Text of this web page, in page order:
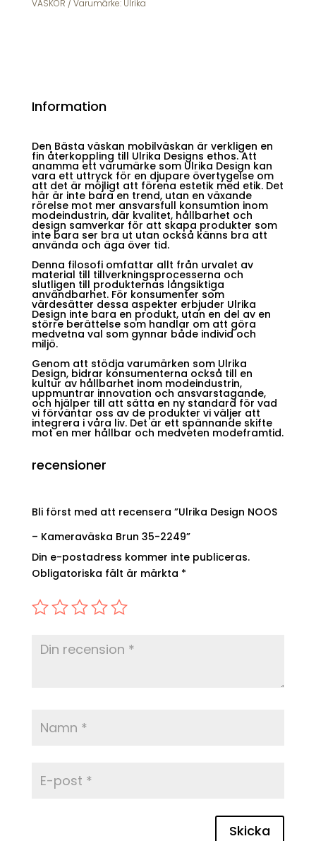
VÄSKOR Varumärke: Ulrika
Information
Den Bästa väskan mobilväskan är verkligen en
fin återkoppling till Ulrika Designs ethos. Att
anamma ett varumärke som Ulrika Design kan
vara ett uttryck för en djupare övertygelse om
att det är möjligt att förena estetik med etik. Det
här är inte bara en trend, utan en växande
rörelse mot mer ansvarsfull konsumtion inom
modeindustrin, där kvalitet, hållbarhet och
design samverkar för att skapa produkter som
inte bara ser bra ut utan också känns bra att
använda och äga över tid.
Denna filosofi omfattar allt från urvalet av
material till tillverkningsprocesserna och
slutligen till produkternas långsiktiga
användbarhet. För konsumenter som
värdesätter dessa aspekter erbjuder Ulrika
Design inte bara en produkt, utan en del av en
större berättelse som handlar om att göra
medvetna val som gynnar både individ och
miljö.
Genom att stödja varumärken som Ulrika
Design, bidrar konsumenterna också till en
kultur av hållbarhet inom modeindustrin,
uppmuntrar innovation och ansvarstagande,
och hjälper till att sätta en ny standard för vad
vi förväntar oss av de produkter vi väljer att
integrera i våra liv. Det är ett spännande skifte
mot en mer hållbar och medveten modeframtid.
recensioner
Bli först med att recensera ”Ulrika Design NOOS
– Kameraväska Brun 35-2249”
Din e-postadress kommer inte publiceras.
Obligatoriska fält är märkta *
Skicka